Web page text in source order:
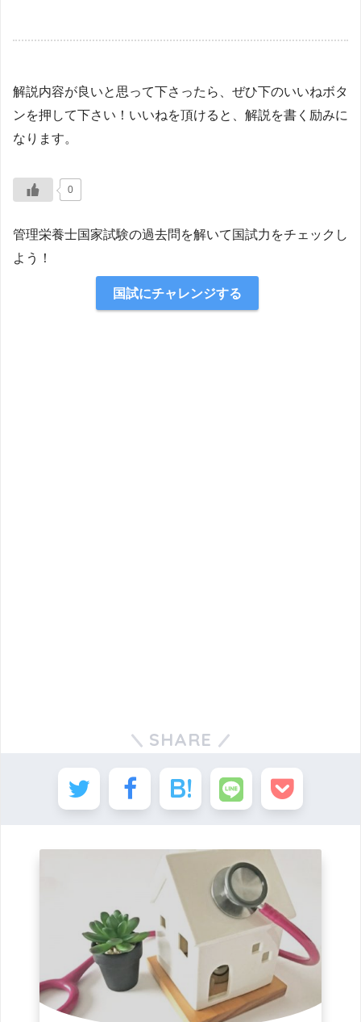
解説内容が良いと思って下さったら、ぜひ下のいいねボタ
ンを押して下さい！いいねを頂けると、解説を書く励みに
なります。
0
管理栄養士国家試験の過去問を解いて国試力をチェックし
よう！
国試にチャレンジする
SHARE